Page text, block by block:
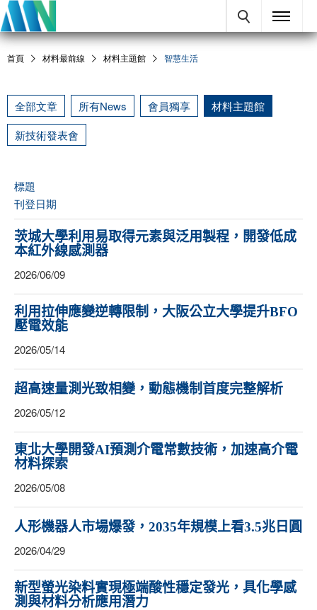
首頁 材料最前線 材料主題館 智慧生活
全部文章 所有News 會員獨享
材料主題館
新技術發表會
標題
刊登日期
茨城大學利用易取得元素與泛用製程，開發低成
本紅外線感測器
2026/06/09
利用拉伸應變逆轉限制，大阪公立大學提升BFO
壓電效能
2026/05/14
超高速量測光致相變，動態機制首度完整解析
2026/05/12
東北大學開發AI預測介電常數技術，加速高介電
材料探索
2026/05/08
人形機器人市場爆發，2035年規模上看3.5兆日圓
2026/04/29
新型螢光染料實現極端酸性穩定發光，具化學感
測與材料分析應用潛力